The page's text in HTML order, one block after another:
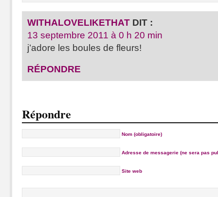
WITHALOVELIKETHAT DIT :
13 septembre 2011 à 0 h 20 min
j’adore les boules de fleurs!
RÉPONDRE
Répondre
Nom (obligatoire)
Adresse de messagerie (ne sera pas
Site web